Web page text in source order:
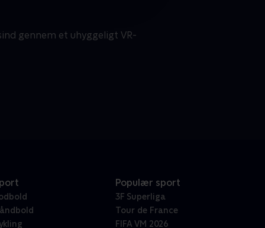
gennem et uhyggeligt VR-
Populær sport
3F Superliga
Tour de France
FIFA VM 2026